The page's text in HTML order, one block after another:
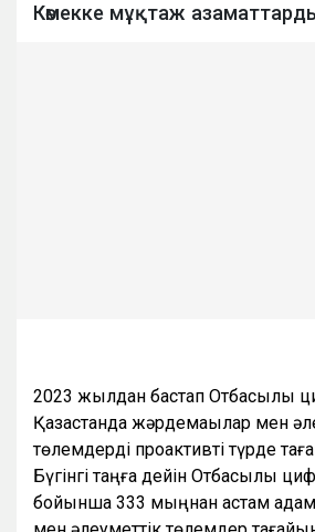
Көмекке мұқтаж
2023 жылдан бастап Отбасылық
Қазақстанда жәрдемақылар мен
төлемдерді проактивті түрде
Бүгінгі таңға дейін Отбасылық
бойынша 333 мыңнан астам